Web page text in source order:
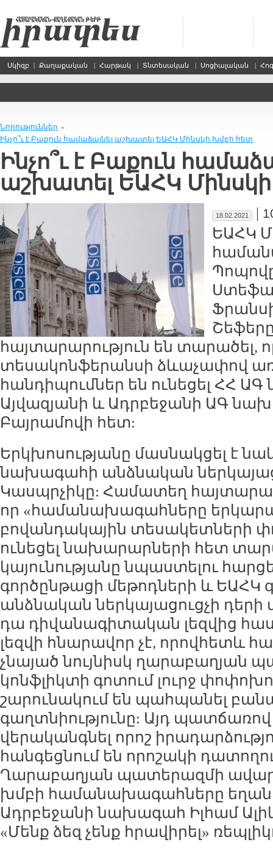
Սկիզբ | Քաղաքական | Հարթակ | Տնտեսական | Սոցիալական |
Նորություններ »
Ինչո՞ւ է Բաքուն համաձայնել աշխատել ԵԱՀԿ Մինսկի խմբի հետ
Ինչո՞ւ է Բաքուն
աշխատել ԵԱՀԿ
18.02.2021 |
ԵԱՀԿ
հայտարարություն են տարածել,
տեսակոնֆերանսի ձևաչափով
հանդիպումներ են ունեցել ՀՀ
Այվազյանի և Ադրբեջանի ԱԳ
Բայրամովի հետ:
Երկխոսությանը մասնակցել է
նախագահի անձնական
Կասպրչիկը: Համատեղ
որ «համանախագահները
բովանդակային տեսակետների
ունեցել նախարարների հետ
կայունությանը նպաստելու
գործընթացի մեթոդների և
անձնական ներկայացուցչի դերի
դա դիվանագիտական լեզվից
լեզվի հնարավոր չէ, որովհետև
չնայած նույնիսկ ղարաբաղյան
կոնֆլիկտի գոտում լուրջ
շարունակում են պահպանել
գաղտնիությունը: Այդ
վերականգնել որոշ
հանգեցնում են որոշակի
Ղարաբաղյան պատերազմի
խմբի համանախագահները եղան
Ադրբեջանի նախագահ Իլհամ
«Մենք ձեզ չենք հրավիրել»